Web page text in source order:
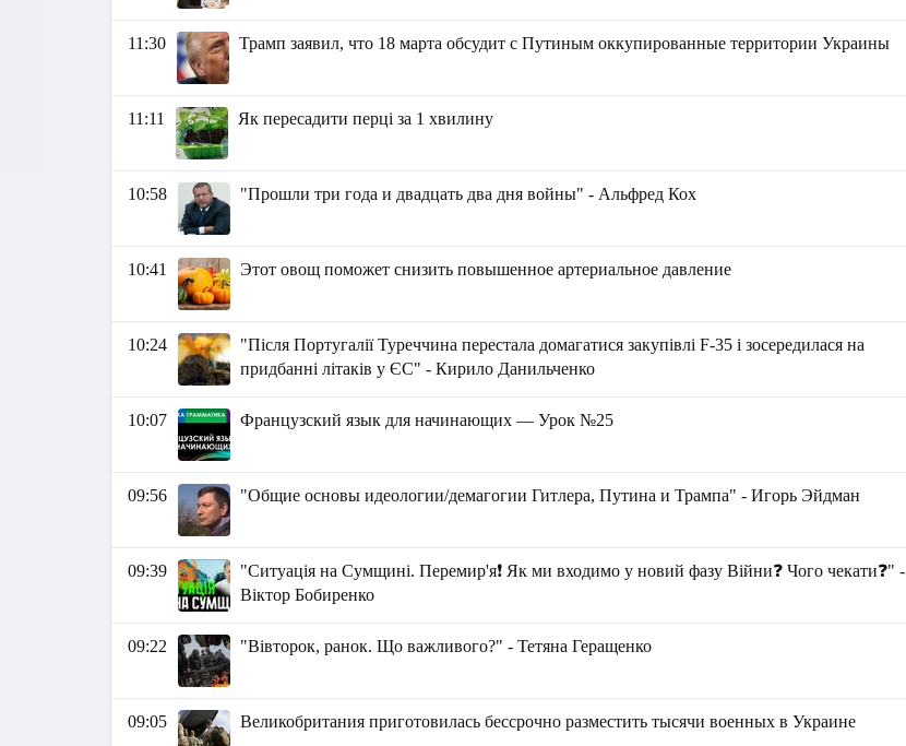
11:30 Трамп заявил, что 18 марта обсудит с Путиным оккупированные территории Украины
11:11 Як пересадити перці за 1 хвилину
10:58 "Прошли три года и двадцать два дня войны" - Альфред Кох
10:41 Этот овощ поможет снизить повышенное артериальное давление
10:24
"Після Португалії Туреччина перестала домагатися закупівлі F-35 і зосередилася на
придбанні літаків у ЄС" - Кирило Данильченко
10:07 Французский язык для начинающих — Урок №25
09:56 "Общие основы идеологии/демагогии Гитлера, Путина и Трампа" - Игорь Эйдман
09:39
"Ситуація на Сумщині. Перемир'я❗ Як ми входимо у новий фазу Війни❓ Чого чекати❓" -
Віктор Бобиренко
09:22 "Вівторок, ранок. Що важливого?" - Тетяна Геращенко
09:05 Великобритания приготовилась бессрочно разместить тысячи военных в Украине